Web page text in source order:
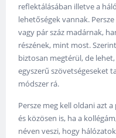
reflektálásában illetve a
lehetőségek vannak.
vagy pár száz madárnak,
részének, mint most.
biztosan megtérül, de
egyszerű szövetségeseket
módszer rá.
Persze meg kell oldani azt
és közösen is, ha a
néven veszi, hogy